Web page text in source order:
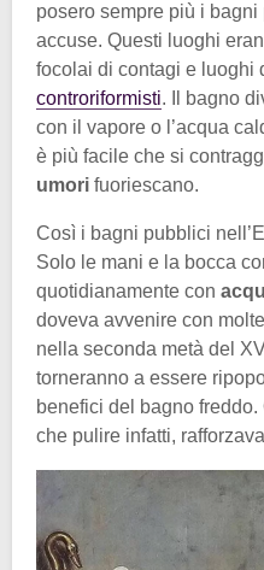
posero sempre più i
accuse. Questi luoghi
focolai di contagi e luoghi
controriformisti. Il bagno
con il vapore o l’acqua
è più facile che si
umori fuoriescano.
Così i bagni pubblici
Solo le mani e la bocca
quotidianamente con
doveva avvenire con
nella seconda metà del
torneranno a essere
benefici del bagno freddo.
che pulire infatti,